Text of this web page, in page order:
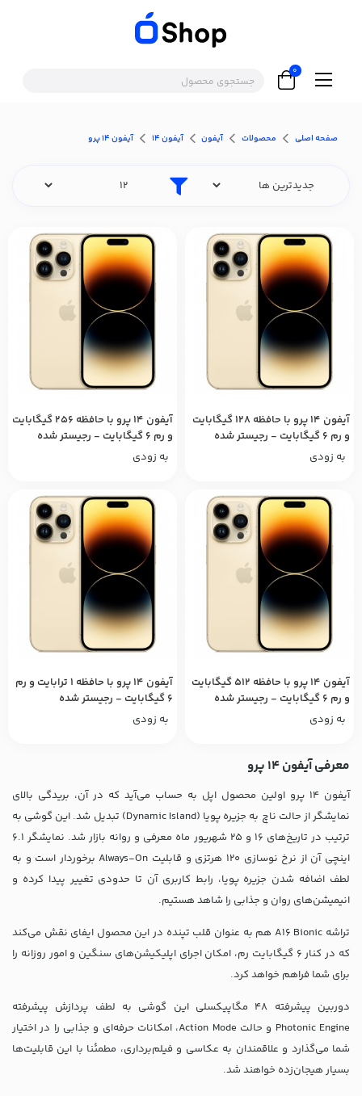
صفحه اصلی محصولات آیفون آیفون ۱۴ آیفون ۱۴ پرو
آیفون ۱۴ پرو با حافظه ۱۲۸ گیگابایت
و رم ۶ گیگابایت - رجیستر شده
به زودی
آیفون ۱۴ پرو با حافظه ۲۵۶ گیگابایت
و رم ۶ گیگابایت - رجیستر شده
به زودی
آیفون ۱۴ پرو با حافظه ۵۱۲ گیگابایت
و رم ۶ گیگابایت - رجیستر شده
به زودی
آیفون ۱۴ پرو با حافظه ۱ ترابایت و رم
۶ گیگابایت - رجیستر شده
به زودی
معرفی آیفون 14 پرو
آیفون 14 پرو اولین محصول اپل به حساب می‌آید که در آن، بریدگی بالای
نمایشگر از حالت ناچ به جزیره پویا (Dynamic Island) تبدیل شد. این گوشی به
ترتیب در تاریخ‌های 16 و 25 شهریور ماه معرفی و روانه بازار شد. نمایشگر 6.1
اینچی آن از نرخ نوسازی 120 هرتزی و قابلیت Always-On برخوردار است و به
لطف اضافه شدن جزیره پویا، رابط کاربری آن تا حدودی تغییر پیدا کرده و
انیمیشن‌های روان و جذابی را شاهد هستیم.
تراشه A16 Bionic هم به عنوان قلب تپنده در این محصول ایفای نقش می‌کند
که در کنار 6 گیگابایت رم، امکان اجرای اپلیکیشن‌های سنگین و امور روزانه را
برای شما فراهم خواهد کرد.
دوربین پیشرفته 48 مگاپیکسلی این گوشی به لطف پردازش پیشرفته
Photonic Engine و حالت Action Mode، امکانات حرفه‌ای و جذابی را در اختیار
شما می‌گذارد و علاقمندان به عکاسی و فیلم‌برداری، مطمئنا با این قابلیت‌ها
بسیار هیجان‌زده خواهند شد.
0